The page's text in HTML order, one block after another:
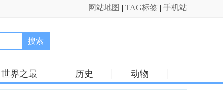
网站地图 | TAG标签 | 手机站
搜索
世界之最 历史 动物